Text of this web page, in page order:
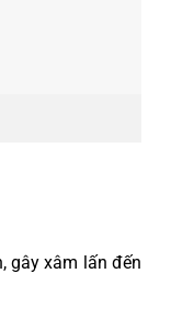
gây xâm lấn đến